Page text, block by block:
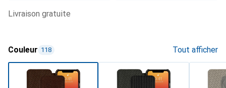
livraison gratuite
Couleur 118 Tout afficher